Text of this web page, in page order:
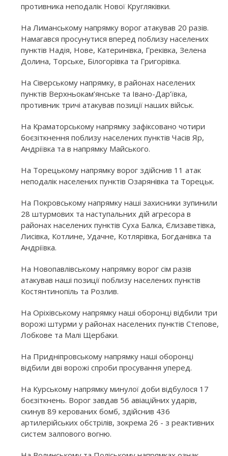
противника неподалік Нової Кругляківки.
На Лиманському напрямку ворог атакував 20 разів.
Намагався просунутися вперед поблизу населених
пунктів Надія, Нове, Катеринівка, Греківка, Зелена
Долина, Торське, Білогорівка та Григорівка.
На Сіверському напрямку, в районах населених
пунктів Верхньокам’янське та Івано-Дар’ївка,
противник тричі атакував позиції наших військ.
На Краматорському напрямку зафіксовано чотири
боєзіткнення поблизу населених пунктів Часів Яр,
Андріївка та в напрямку Майського.
На Торецькому напрямку ворог здійснив 11 атак
неподалік населених пунктів Озарянівка та Торецьк.
На Покровському напрямку наші захисники зупинили
28 штурмових та наступальних дій агресора в
районах населених пунктів Суха Балка, Єлизаветівка,
Лисівка, Котлине, Удачне, Котлярівка, Богданівка та
Андріївка.
На Новопавлівському напрямку ворог сім разів
атакував наші позиції поблизу населених пунктів
Костянтинопіль та Розлив.
На Оріхівському напрямку наші оборонці відбили три
ворожі штурми у районах населених пунктів Степове,
Лобкове та Малі Щербаки.
На Придніпровському напрямку наші оборонці
відбили дві ворожі спроби просування уперед.
На Курському напрямку минулої доби відбулося 17
боєзіткнень. Ворог завдав 56 авіаційних ударів,
скинув 89 керованих бомб, здійснив 436
артилерійських обстрілів, зокрема 26 - з реактивних
систем залпового вогню.